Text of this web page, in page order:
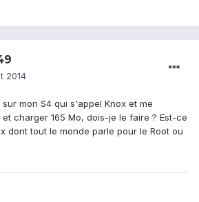
2014
mon S4 qui s'appel Knox et me
charger 165 Mo, dois-je le faire ? Est-ce
dont tout le monde parle pour le Root ou